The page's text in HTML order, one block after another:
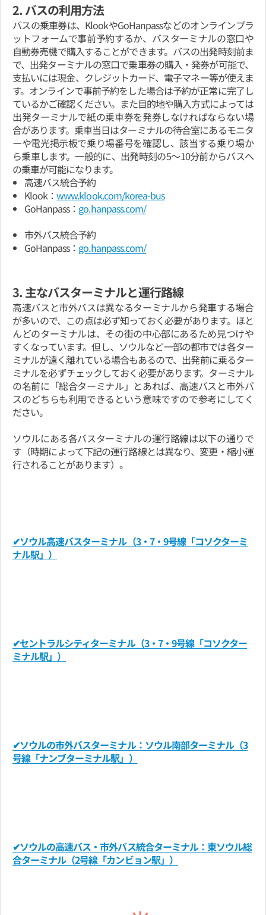
2. バスの利用方法
バスの乗車券は、KlookやGoHanpassなどのオンラインプラ
ットフォームで事前予約するか、バスターミナルの窓口や
自動券売機で購入することができます。バスの出発時刻前ま
で、出発ターミナルの窓口で乗車券の購入・発券が可能で、
支払いには現金、クレジットカード、電子マネー等が使えま
す。オンラインで事前予約をした場合は予約が正常に完了し
ているかご確認ください。また目的地や購入方式によっては
出発ターミナルで紙の乗車券を発券しなければならない場
合があります。乗車当日はターミナルの待合室にあるモニタ
ーや電光掲示板で乗り場番号を確認し、該当する乗り場か
ら乗車します。一般的に、出発時刻の5～10分前からバスへ
の乗車が可能になります。
高速バス統合予約
Klook：www.klook.com/korea-bus
GoHanpass： go.hanpass.com/
市外バス統合予約
GoHanpass： go.hanpass.com/
3. 主なバスターミナルと運行路線
高速バスと市外バスは異なるターミナルから発車する場合
が多いので、この点は必ず知っておく必要があります。ほと
んどのターミナルは、その街の中心部にあるため見つけや
すくなっています。但し、ソウルなど一部の都市では各ター
ミナルが遠く離れている場合もあるので、出発前に乗るター
ミナルを必ずチェックしておく必要があります。ターミナル
の名前に「総合ターミナル」とあれば、高速バスと市外バ
スのどちらも利用できるという意味ですので参考にしてく
ださい。
ソウルにある各バスターミナルの運行路線は以下の通りで
す（時期によって下記の運行路線とは異なり、変更・縮小運
行されることがあります）。
✔ソウル高速バスターミナル（3・7・9号線「コソクターミ
ナル駅」）
✔セントラルシティターミナル（3・7・9号線「コソクター
ミナル駅」）
✔ソウルの市外バスターミナル：ソウル南部ターミナル（3
号線「ナンブターミナル駅」）
✔ソウルの高速バス・市外バス統合ターミナル：東ソウル総
合ターミナル（2号線「カンビョン駅」）